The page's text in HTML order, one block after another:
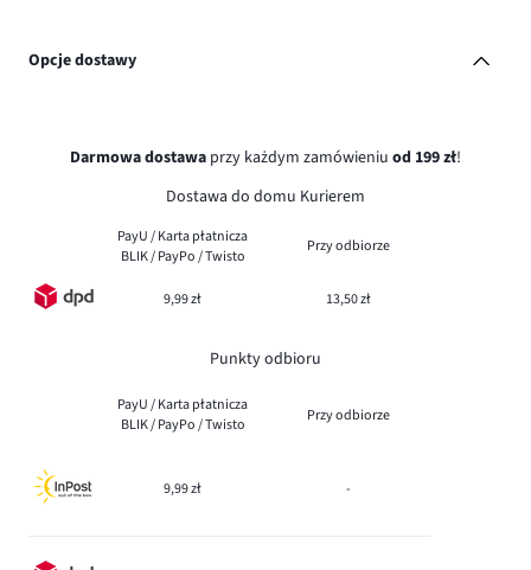
Opcje dostawy
Darmowa dostawa przy każdym zamówieniu od 199 zł!
Dostawa do domu Kurierem
PayU / Karta płatnicza
BLIK / PayPo / Twisto
Przy odbiorze
9,99 zł 13,50 zł
Punkty odbioru
PayU / Karta płatnicza
BLIK / PayPo / Twisto
Przy odbiorze
9,99 zł -